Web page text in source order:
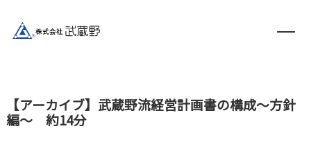
【アーカイブ】武蔵野流経営計画書の構成～方針
編～ 約14分